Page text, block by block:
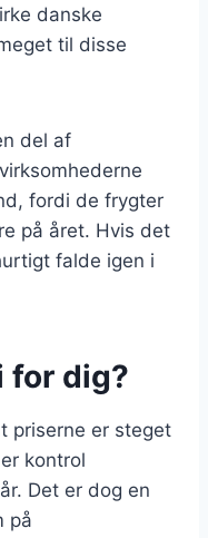
danske
til disse
del af
fordi de frygter
på året. Hvis det
falde igen i
for dig?
priserne er steget
kontrol
Det er dog en
på